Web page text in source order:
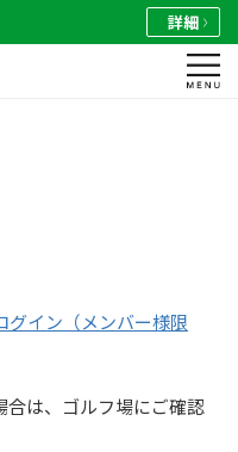
詳細
グイン（メンバー様限
合は、ゴルフ場にご確認